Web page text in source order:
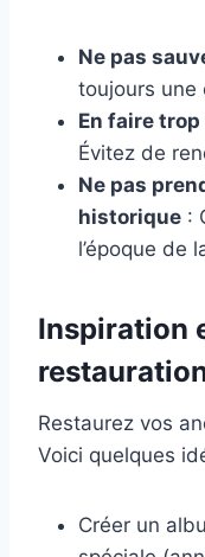
Ne pas
toujours une
En faire trop
Évitez de
Ne pas
historique :
l’époque de
Inspiration
Restaurez vos
Voici quelques
Créer un